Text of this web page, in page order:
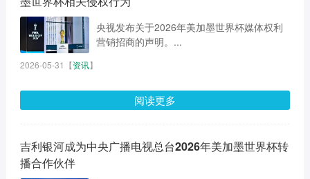
央视发布关于2026年美加墨世界杯媒体权利
营销招商的声明。...
2026-05-31 【资讯】
阅读更多
吉利银河成为中央广播电视总台2026年美加墨世界杯转
播合作伙伴